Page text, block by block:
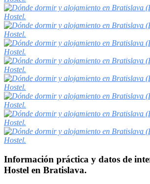
Información práctica y datos de
Hostel en Bratislava.